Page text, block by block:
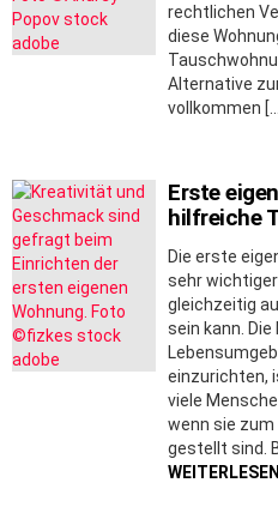
rechtlichen
diese
Alternative
vollkommen
Erste
hilfreiche
Die erste
sehr
gleichzeitig
sein kann.
einzurichten,
viele
wenn sie
gestellt sind.
WEITERLESEN